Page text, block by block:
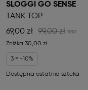
SLOGGI GO SENSE
TANK TOP
69,00 zł
99,00 zł
Zniżka 30,00 zł
3 = -10%
Dostępna ostatnia sztuka